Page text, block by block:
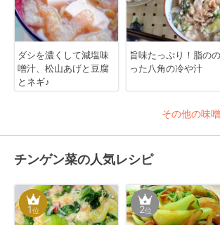
ダシを濃くして減塩味
噌汁、松山あげと豆腐
とネギ♪
旨味たっぷり！脂のの
った八角の冷や汁
その他の味
チンゲン菜の人気レシピ
1位 2位